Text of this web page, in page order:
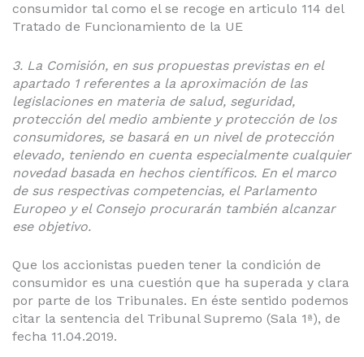
consumidor tal como el se recoge en articulo 114 del
Tratado de Funcionamiento de la UE
3. La Comisión, en sus propuestas previstas en el
apartado 1 referentes a la aproximación de las
legislaciones en materia de salud, seguridad,
protección del medio ambiente y protección de los
consumidores, se basará en un nivel de protección
elevado, teniendo en cuenta especialmente cualquier
novedad basada en hechos científicos. En el marco
de sus respectivas competencias, el Parlamento
Europeo y el Consejo procurarán también alcanzar
ese objetivo.
Que los accionistas pueden tener la condición de
consumidor es una cuestión que ha superada y clara
por parte de los Tribunales. En éste sentido podemos
citar la sentencia del Tribunal Supremo (Sala 1ª), de
fecha 11.04.2019.